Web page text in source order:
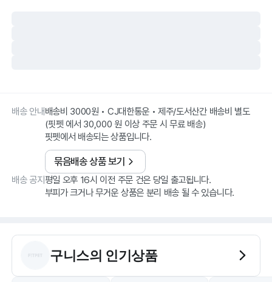
배송 안내배송비 3000원 • CJ대한통운 • 제주/도서산간 배송비 별도
(핏펫 에서 30,000 원 이상 주문 시 무료 배송)
핏펫에서 배송되는 상품입니다.
묶음배송 상품 보기
배송 공지 평일 오후 16시 이전 주문 건은 당일 출고됩니다.
부피가 크거나 무거운 상품은 분리 배송 될 수 있습니다.
구니스의 인기상품